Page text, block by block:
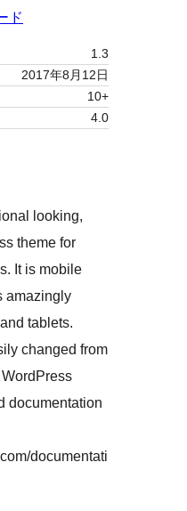
ド
1.3
2017年8月12日
10+
4.0
looking,
theme for
It is mobile
amazingly
tablets.
changed from
documentation
documentati